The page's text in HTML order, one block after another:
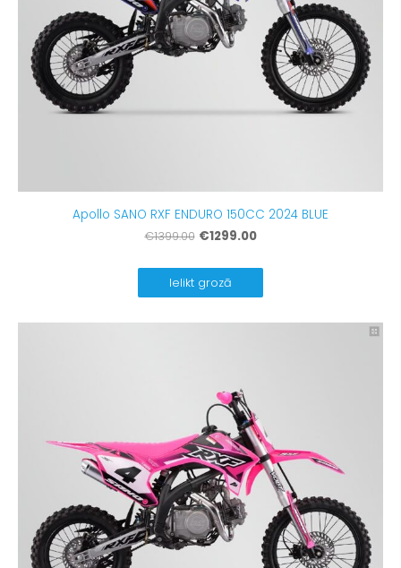
Apollo SANO RXF ENDURO 150CC 2024 BLUE
€1399.00 €1299.00
Ielikt grozā